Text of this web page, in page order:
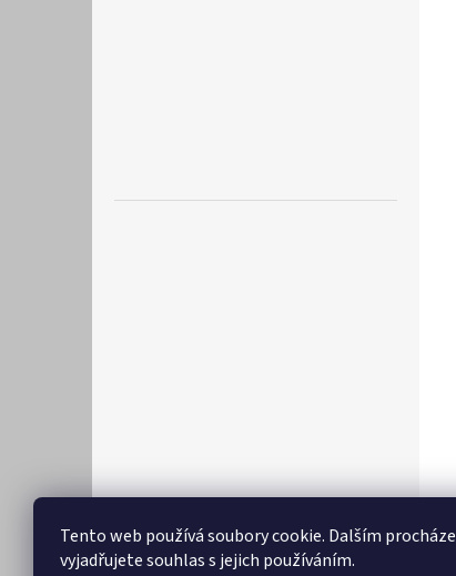
Tento web používá soubory cookie. Dalším
vyjadřujete souhlas s jejich používáním.